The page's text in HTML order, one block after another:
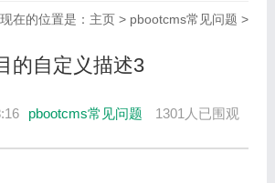
在的位置是： 主页 > pbootcms常见问题 >
的自定义描述3
pbootcms常见问题 1301人已围观